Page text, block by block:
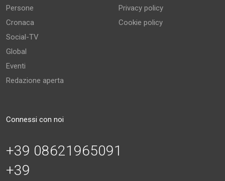
Persone
Cronaca
Social-TV
Global
Eventi
Redazione aperta
Privacy policy
Cookie policy
Connessi con noi
+39 08621965091
+39